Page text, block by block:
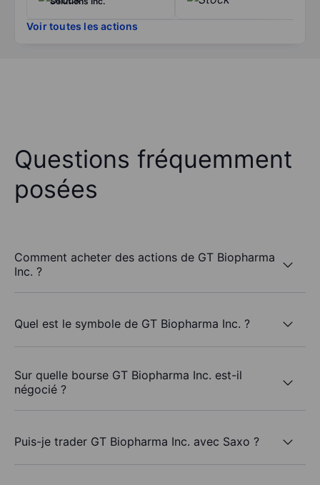
Voir toutes les actions
Questions fréquemment
posées
Comment acheter des actions de GT Biopharma
Inc. ?
Quel est le symbole de GT Biopharma Inc. ?
Sur quelle bourse GT Biopharma Inc. est-il
négocié ?
Puis-je trader GT Biopharma Inc. avec Saxo ?